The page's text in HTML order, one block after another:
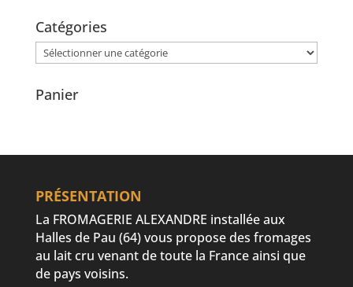
Catégories
Catégories
Panier
PRÉSENTATION
La FROMAGERIE ALEXANDRE installée aux
Halles de Pau (64) vous propose des fromages
au lait cru venant de toute la France ainsi que
de pays voisins.